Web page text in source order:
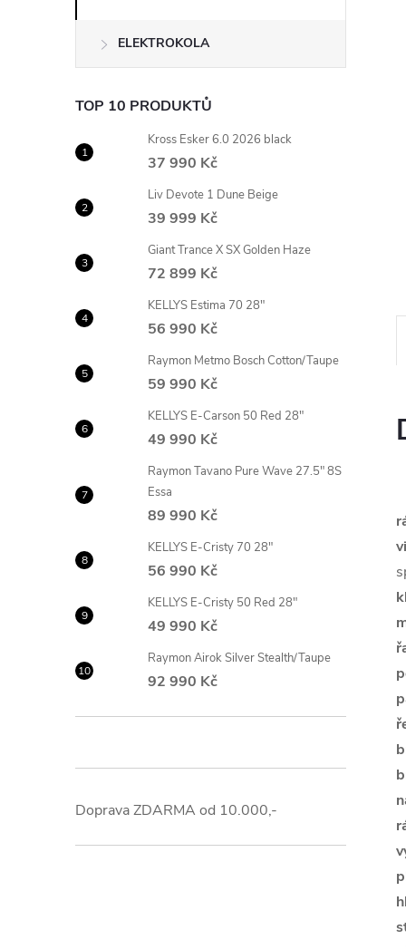
í
p
a
n
e
l
ELEKTROKOLA
TOP 10 PRODUKTŮ
Kross Esker 6.0 2026 black
37 990 Kč
Liv Devote 1 Dune Beige
39 999 Kč
Giant Trance X SX Golden Haze
72 899 Kč
KELLYS Estima 70 28"
56 990 Kč
Raymon Metmo Bosch Cotton/Taupe
59 990 Kč
KELLYS E-Carson 50 Red 28"
49 990 Kč
Raymon Tavano Pure Wave 27.5" 8S
Essa
89 990 Kč
KELLYS E-Cristy 70 28"
56 990 Kč
KELLYS E-Cristy 50 Red 28"
49 990 Kč
Raymon Airok Silver Stealth/Taupe
92 990 Kč
Doprava ZDARMA od 10.000,-